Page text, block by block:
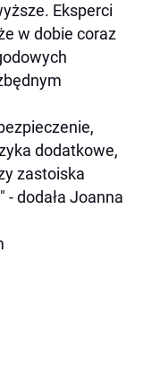
Eksperci
w dobie coraz
dodatkowe,
zastoiska
dodała Joanna